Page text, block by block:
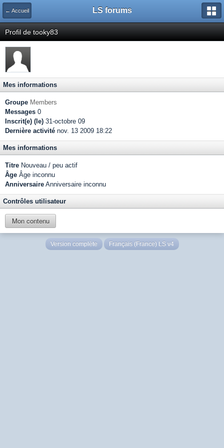
← Accueil LS forums
Profil de tooky83
Mes informations
Groupe Members
Messages 0
Inscrit(e) (le) 31-octobre 09
Dernière activité nov. 13 2009 18:22
Mes informations
Titre Nouveau / peu actif
Âge Âge inconnu
Anniversaire Anniversaire inconnu
Contrôles utilisateur
Mon contenu
Version complète Français (France) LS v4